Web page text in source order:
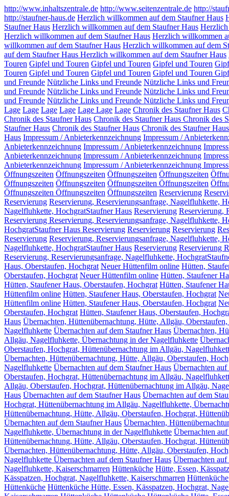
http://www.inhaltszentrale.de http://www.seitenzentrale.de http://
http://staufner-haus.de Herzlich willkommen auf dem Staufner Haus
Staufner Haus Herzlich willkommen auf dem Staufner Haus
Herzlich willkommen auf dem Staufner Haus Herzlich willkommen
willkommen auf dem Staufner Haus Herzlich willkommen auf dem
auf dem Staufner Haus Herzlich willkommen auf dem Staufner Haus
Touren Gipfel und Touren Gipfel und Touren Gipfel und Touren
Touren Gipfel und Touren Gipfel und Touren Gipfel und Touren
und Freunde Nützliche Links und Freunde Nützliche Links und
und Freunde Nützliche Links und Freunde Nützliche Links und
und Freunde Nützliche Links und Freunde Nützliche Links und
Lage Lage Lage Lage Lage Lage Lage Chronik des Staufner Haus
Chronik des Staufner Haus Chronik des Staufner Haus Chronik des
Staufner Haus Chronik des Staufner Haus Chronik des Staufner Haus
Haus Impressum / Anbieterkennzeichnung Impressum /
Anbieterkennzeichnung Impressum / Anbieterkennzeichnung
Anbieterkennzeichnung Impressum / Anbieterkennzeichnung
Anbieterkennzeichnung Impressum / Anbieterkennzeichnung
Öffnungszeiten Öffnungszeiten Öffnungszeiten Öffnungszeiten
Öffnungszeiten Öffnungszeiten Öffnungszeiten Öffnungszeiten
Öffnungszeiten Öffnungszeiten Öffnungszeiten Reservierung
Reservierung Reservierung, Reservierungsanfrage, Nagelfluhkette,
Nagelfluhkette, HochgratStaufner Haus Reservierung Reservierung,
Reservierung Reservierung, Reservierungsanfrage, Nagelfluhkette,
HochgratStaufner Haus Reservierung Reservierung Reservierung
Reservierung Reservierung, Reservierungsanfrage, Nagelfluhkette,
Nagelfluhkette, HochgratStaufner Haus Reservierung Reservierung
Reservierung, Reservierungsanfrage, Nagelfluhkette,
Haus, Oberstaufen, Hochgrat Neuer Hüttenfilm online Hütten,
Oberstaufen, Hochgrat Neuer Hüttenfilm online Hütten, Staufener
Hütten, Staufener Haus, Oberstaufen, Hochgrat Hütten, Staufener
Hüttenfilm online Hütten, Staufener Haus, Oberstaufen, Hochgrat
Hüttenfilm online Hütten, Staufener Haus, Oberstaufen, Hochgrat
Oberstaufen, Hochgrat Hütten, Staufener Haus, Oberstaufen,
Haus Übernachten, Hüttenübernachtung, Hütte, Allgäu,
Nagelfluhkette Übernachten auf dem Staufner Haus Übernachten,
Allgäu, Nagelfluhkette, Übernachtung in der Nagelfluhkette
Oberstaufen, Hochgrat, Hüttenübernachtung im Allgäu,
Übernachten, Hüttenübernachtung, Hütte, Allgäu, Oberstaufen,
Nagelfluhkette Übernachten auf dem Staufner Haus Übernachten
Oberstaufen, Hochgrat, Hüttenübernachtung im Allgäu,
Allgäu, Oberstaufen, Hochgrat, Hüttenübernachtung im Allgäu,
Haus Übernachten auf dem Staufner Haus Übernachten auf dem
Hochgrat, Hüttenübernachtung im Allgäu, Nagelfluhkette,
Hüttenübernachtung, Hütte, Allgäu, Oberstaufen, Hochgrat,
Übernachten auf dem Staufner Haus Übernachten,
Nagelfluhkette, Übernachtung in der Nagelfluhkette Übernachten
Hüttenübernachtung, Hütte, Allgäu, Oberstaufen, Hochgrat,
Übernachten, Hüttenübernachtung, Hütte, Allgäu, Oberstaufen,
Nagelfluhkette Übernachten auf dem Staufner Haus Übernachten
Nagelfluhkette, Kaiserschmarren Hüttenküche Hütte, Essen,
Kässpatzen, Hochgrat, Nagelfluhkette, Kaiserschmarren Hüttenküche
Hüttenküche Hüttenküche Hütte, Essen, Kässpatzen, Hochgrat,